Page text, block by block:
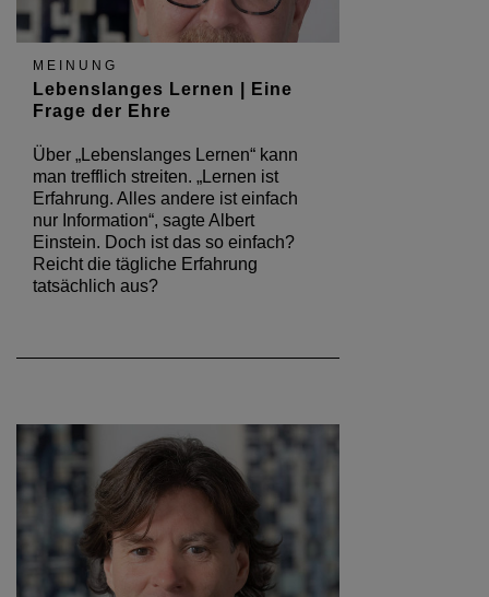
MEINUNG
Lebenslanges Lernen | Eine
Frage der Ehre
Über „Lebenslanges Lernen“ kann
man trefflich streiten. „Lernen ist
Erfahrung. Alles andere ist einfach
nur Information“, sagte Albert
Einstein. Doch ist das so einfach?
Reicht die tägliche Erfahrung
tatsächlich aus?